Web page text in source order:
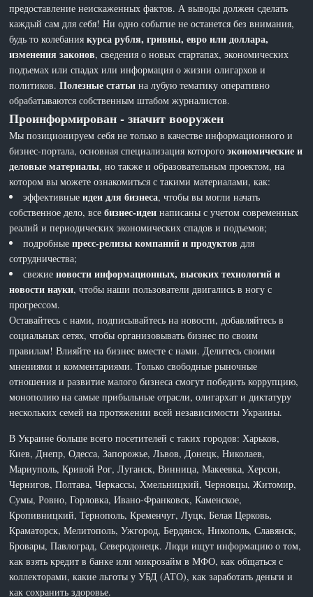
предоставление неискаженных фактов. А выводы должен сделать
каждый сам для себя! Ни одно событие не останется без внимания,
будь то колебаниякурса рубля, гривны, евро или доллара,
изменения законов, сведения о новых стартапах, экономических
подъемах или спадах или информация о жизни олигархов и
политиков.Полезные статьи на лубую тематику оперативно
обрабатываются собственным штабом журналистов.
Проинформирован - значит вооружен
Мы позиционируем себя не только в качестве информационного и
бизнес-портала, основная специализация которогоэкономические и
деловые материалы, но также и образовательным проектом, на
котором вы можете ознакомиться с такими материалами, как:
эффективныеидеи для бизнеса, чтобы вы могли начать
собственное дело, всебизнес-идеи написаны с учетом современных
реалий и периодических экономических спадов и подъемов;
подробныепресс-релизы компаний и продуктов для
сотрудничества;
свежиеновости информационных, высоких технологий и
новости науки, чтобы наши пользователи двигались в ногу с
прогрессом.
Оставайтесь с нами, подписывайтесь на новости, добавляйтесь в
социальных сетях, чтобы организовывать бизнес по своим
правилам! Влияйте на бизнес вместе с нами. Делитесь своими
мнениями и комментариями. Только свободные рыночные
отношения и развитие малого бизнеса смогут победить коррупцию,
монополию на самые прибыльные отрасли, олигархат и диктатуру
нескольких семей на протяжении всей независимости Украины.
В Украине больше всего посетителей с таких городов: Харьков,
Киев, Днепр, Одесса, Запорожье, Львов, Донецк, Николаев,
Мариуполь, Кривой Рог, Луганск, Винница, Макеевка, Херсон,
Чернигов, Полтава, Черкассы, Хмельницкий, Черновцы, Житомир,
Сумы, Ровно, Горловка, Ивано-Франковск, Каменское,
Кропивницкий, Тернополь, Кременчуг, Луцк, Белая Церковь,
Краматорск, Мелитополь, Ужгород, Бердянск, Никополь, Славянск,
Бровары, Павлоград, Северодонецк. Люди ищут информацию о том,
как взять кредит в банке или микрозайм в МФО, как общаться с
коллекторами, какие льготы у УБД (АТО), как заработать деньги и
как сохранить здоровье.